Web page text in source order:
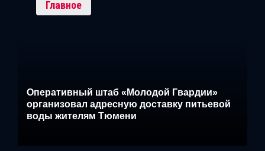
Главное
Оперативный штаб «Молодой Гвардии»
организовал адресную доставку питьевой
воды жителям Тюмени